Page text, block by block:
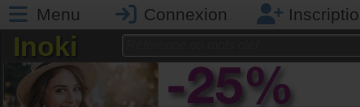
Menu Connexion
Inoki